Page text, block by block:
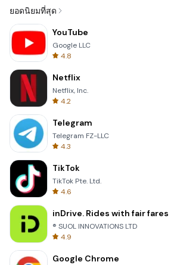
ยอดนิยมที่สุด
YouTube
Google LLC
4.8
Netflix
Netflix, Inc.
4.2
Telegram
Telegram FZ-LLC
4.3
TikTok
TikTok Pte. Ltd.
4.6
inDrive. Rides with fair fares
® SUOL INNOVATIONS LTD
4.9
Google Chrome